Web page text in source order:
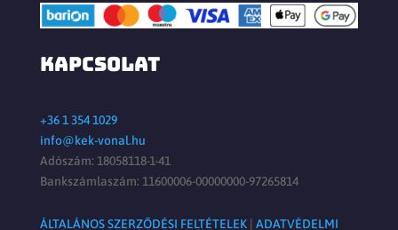
KAPCSOLAT
+36 1 354 1029
info@kek-vonal.hu
Adószám: 18058118-1-41
Bankszámlaszám: 11600006-00000000-97265814
ÁLTALÁNOS SZERZŐDÉSI FELTÉTELEK| ADATVÉDELMI